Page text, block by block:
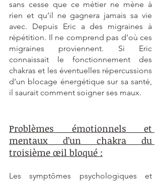
sans cesse que ce métier ne mène à
rien et qu’il ne gagnera jamais sa vie
avec. Depuis Eric a des migraines à
répétition. Il ne comprend pas d’où ces
migraines proviennent. Si Eric
connaissait le fonctionnement des
chakras et les éventuelles répercussions
d’un blocage énergétique sur sa santé,
il saurait comment soigner ses maux.
Problèmes émotionnels et
mentaux d’un chakra du
troisième œil bloqué :
Les symptômes psychologiques et